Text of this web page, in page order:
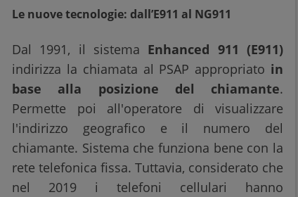
Le nuove tecnologie: dall’E911 al NG911
Dal 1991, il sistema Enhanced 911 (E911)
indirizza la chiamata al PSAP appropriato in
base alla posizione del chiamante.
Permette poi all'operatore di visualizzare
l'indirizzo geografico e il numero del
chiamante. Sistema che funziona bene con la
rete telefonica fissa. Tuttavia, considerato che
nel 2019 i telefoni cellulari hanno